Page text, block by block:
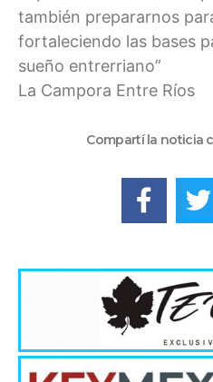
también prepararnos
fortaleciendo las bases
sueño entrerriano”
La Campora Entre Ríos
Compartí la noticia